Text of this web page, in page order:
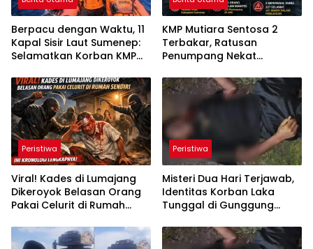
Berpacu dengan Waktu, 11
Kapal Sisir Laut Sumenep:
Selamatkan Korban KMP
KMP Mutiara Sentosa 2
Terbakar, Ratusan
Penumpang Nekat
Peristiwa
Viral! Kades di Lumajang
Dikeroyok Belasan Orang
Pakai Celurit di Rumah
Lengkapnya
Peristiwa
Misteri Dua Hari Terjawab,
Identitas Korban Laka
Tunggal di Gunggung
Terungkap